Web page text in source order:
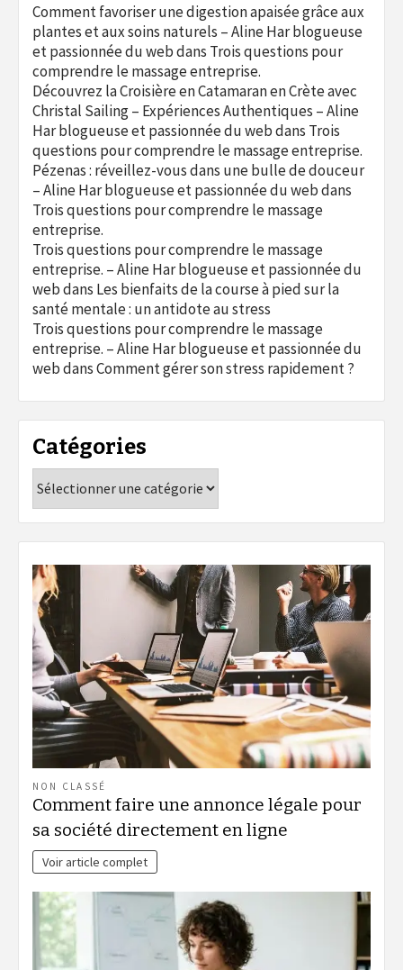
Comment favoriser une digestion apaisée grâce aux
plantes et aux soins naturels – Aline Har blogueuse
et passionnée du webdans Trois questions pour
comprendre le massage entreprise.
Découvrez la Croisière en Catamaran en Crète avec
Christal Sailing – Expériences Authentiques – Aline
Har blogueuse et passionnée du webdans Trois
questions pour comprendre le massage entreprise.
Pézenas : réveillez-vous dans une bulle de douceur
– Aline Har blogueuse et passionnée du webdans
Trois questions pour comprendre le massage
entreprise.
Trois questions pour comprendre le massage
entreprise. – Aline Har blogueuse et passionnée du
webdans Les bienfaits de la course à pied sur la
santé mentale : un antidote au stress
Trois questions pour comprendre le massage
entreprise. – Aline Har blogueuse et passionnée du
webdansComment gérer son stress rapidement ?
Catégories
NON CLASSÉ
Comment faire une annonce légale pour
sa société directement en ligne
Voir article complet